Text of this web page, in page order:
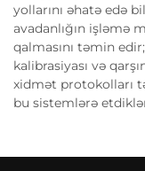
yollarını əhatə edə
avadanlığın işləmə
qalmasını təmin
kalibrasiyası və
xidmət protokolları
bu sistemlərə